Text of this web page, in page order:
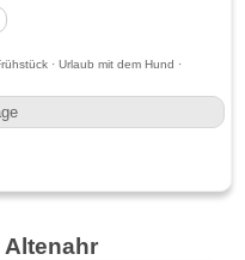
· Urlaub mit dem Hund ·
Altenahr